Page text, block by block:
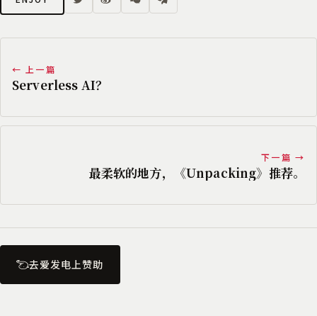
← 上一篇
Serverless AI？
下一篇 →
最柔软的地方，《Unpacking》推荐。
去爱发电上赞助